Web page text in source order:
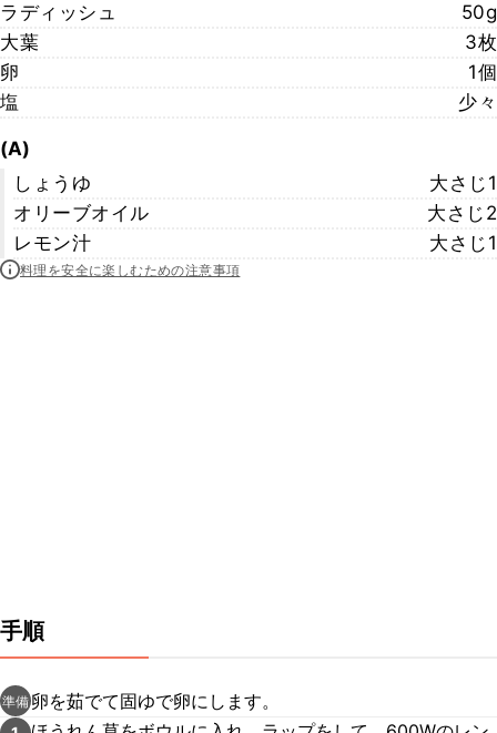
ラディッシュ
50g
大葉
3枚
卵
1個
塩
少々
(A)
しょうゆ
大さじ1
オリーブオイル
大さじ2
レモン汁
大さじ1
料理を安全に楽しむための注意事項
手順
準備 卵を茹でて固ゆで卵にします。